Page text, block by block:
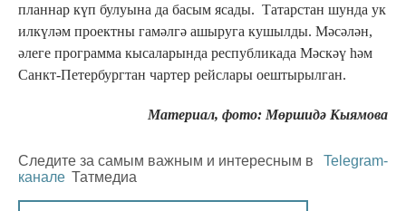
планнар күп булуына да басым ясады. Татарстан шунда ук
илкүләм проектны гамәлгә ашыруга кушылды. Мәсәлән,
әлеге программа кысаларында республикада Мәскәү һәм
Санкт-Петербургтан чартер рейслары оештырылган.
Материал, фото: Мөршидә Кыямова
Следите за самым важным и интересным в
Telegram-
канале Татмедиа